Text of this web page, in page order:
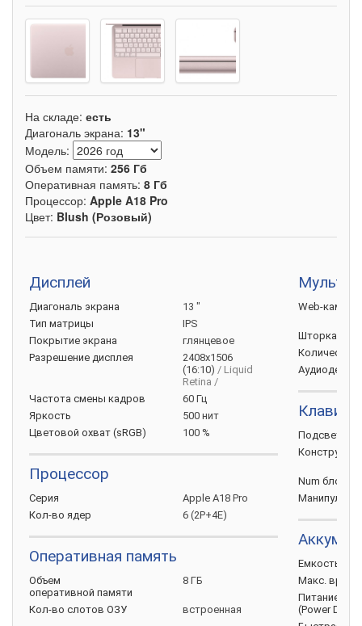
На складе: есть
Диагональ экрана: 13"
Модель:
Объем памяти: 256 Гб
Оперативная память: 8 Гб
Процессор: Apple A18 Pro
Цвет: Blush (Розовый)
Дисплей
Диагональ экрана
13 "
Тип матрицы
IPS
Покрытие экрана
глянцевое
Разрешение дисплея
2408x1506
(16:10) / Liquid
Retina /
Частота смены кадров
60 Гц
Яркость
500 нит
Цветовой охват (sRGB) 100 %
Процессор
Серия
Apple A18 Pro
Кол-во ядер 6 (2P+4E)
Оперативная память
Объем
оперативной памяти
8 ГБ
Кол-во слотов ОЗУ встроенная
Web-камера
Шторка для
Количество
Подсветка
Num блок
Емкость
Макс. время
Питание по
(Power